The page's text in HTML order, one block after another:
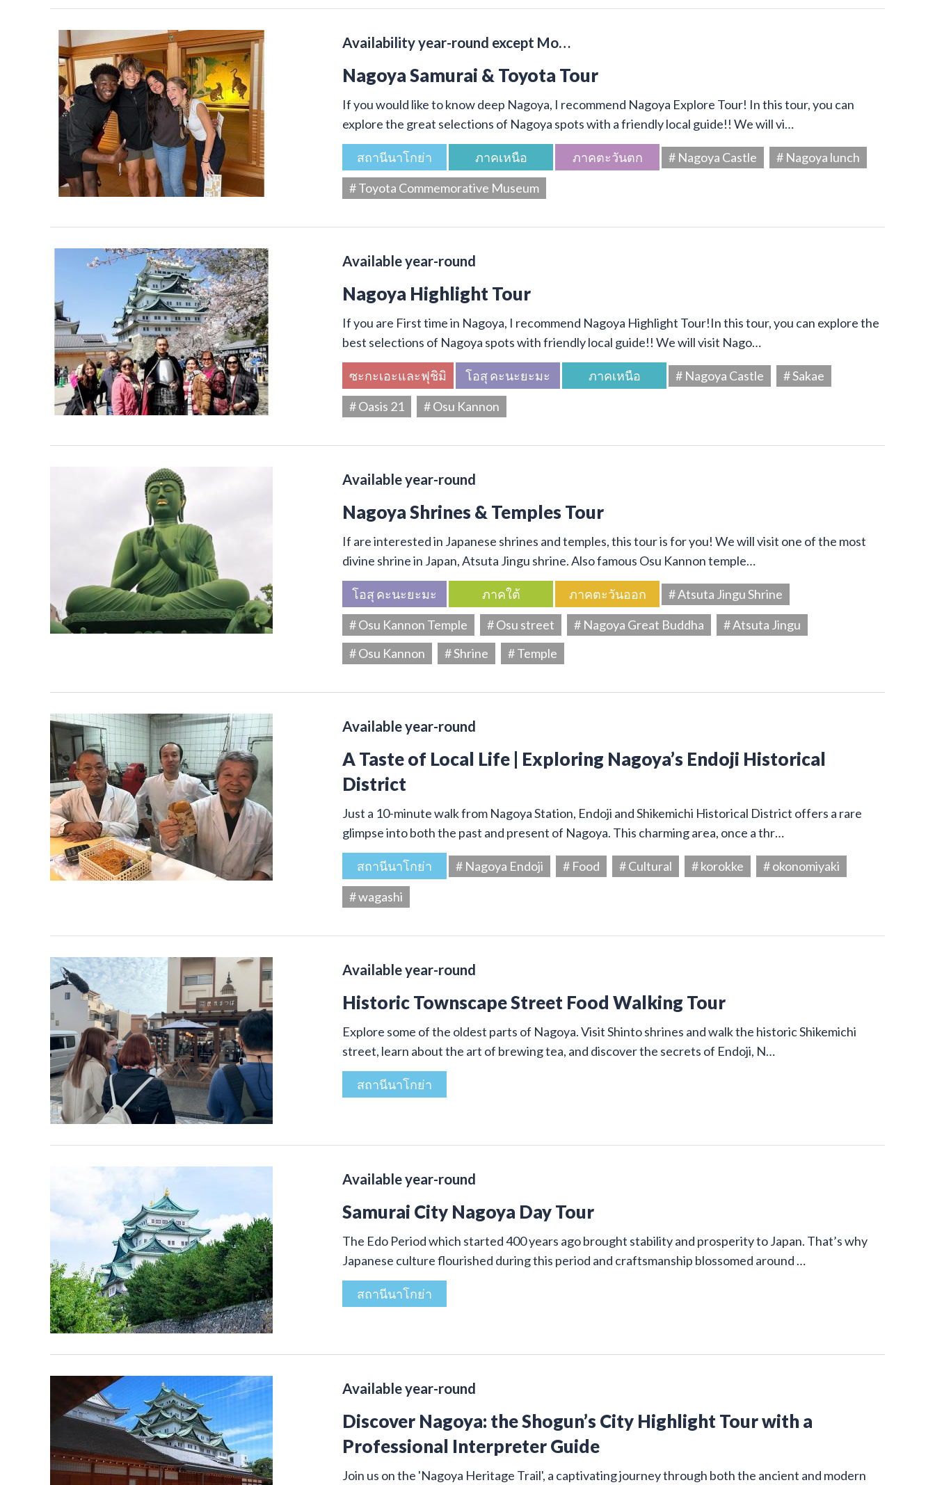
Availability year-round except Mo…
Nagoya Samurai & Toyota Tour
If you would like to know deep Nagoya, I recommend Nagoya Explore Tour! In this tour, you can
explore the great selections of Nagoya spots with a friendly local guide!! We will vi…
สถานีนาโกย่า ภาคเหนือ ภาคตะวันตก # Nagoya Castle
# Nagoya lunch
# Toyota Commemorative Museum
Available year-round
Nagoya Highlight Tour
If you are First time in Nagoya, I recommend Nagoya Highlight Tour!In this tour, you can explore the
best selections of Nagoya spots with friendly local guide!! We will visit Nago…
ซะกะเอะและฟุชิมิ โอสุ คะนะยะมะ ภาคเหนือ # Nagoya Castle
# Sakae
# Oasis 21
# Osu Kannon
Available year-round
Nagoya Shrines & Temples Tour
If are interested in Japanese shrines and temples, this tour is for you! We will visit one of the most
divine shrine in Japan, Atsuta Jingu shrine. Also famous Osu Kannon temple…
โอสุ คะนะยะมะ ภาคใต้ ภาคตะวันออก
# Atsuta Jingu Shrine
# Osu Kannon Temple
# Osu street # Nagoya Great Buddha
# Atsuta Jingu
# Osu Kannon
# Shrine # Temple
Available year-round
A Taste of Local Life | Exploring Nagoya’s Endoji Historical
District
Just a 10-minute walk from Nagoya Station, Endoji and Shikemichi Historical District offers a rare
glimpse into both the past and present of Nagoya. This charming area, once a thr…
สถานีนาโกย่า # Nagoya Endoji # Food # Cultural # korokke
# okonomiyaki
# wagashi
Available year-round
Historic Townscape Street Food Walking Tour
Explore some of the oldest parts of Nagoya. Visit Shinto shrines and walk the historic Shikemichi
street, learn about the art of brewing tea, and discover the secrets of Endoji, N…
สถานีนาโกย่า
Available year-round
Samurai City Nagoya Day Tour
The Edo Period which started 400 years ago brought stability and prosperity to Japan. That’s why
Japanese culture flourished during this period and craftsmanship blossomed around …
สถานีนาโกย่า
Available year-round
Discover Nagoya: the Shogun’s City Highlight Tour with a
Professional Interpreter Guide
Join us on the 'Nagoya Heritage Trail', a captivating journey through both the ancient and modern